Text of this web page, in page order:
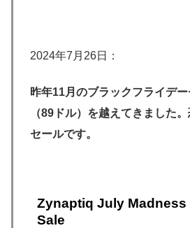
2024年7月26日：
昨年11月のブラックフライデ
（89ドル）を越えてきました
セールです。
Zynaptiq July Madness
Sale